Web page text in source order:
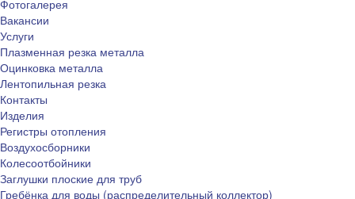
Фотогалерея
Вакансии
Услуги
Плазменная резка металла
Оцинковка металла
Лентопильная резка
Контакты
Изделия
Регистры отопления
Воздухосборники
Колесоотбойники
Заглушки плоские для труб
Гребёнка для воды (распределительный коллектор)